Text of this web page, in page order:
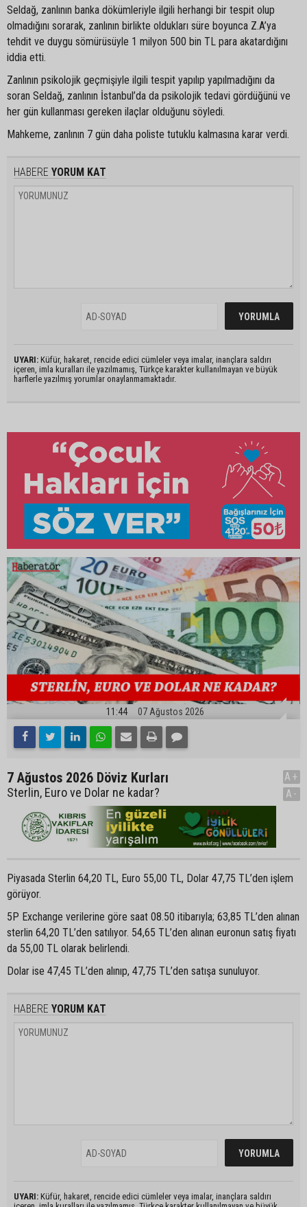
Seldağ, zanlının banka dökümleriyle ilgili herhangi bir tespit olup
olmadığını sorarak, zanlının birlikte oldukları süre boyunca Z.A’ya
tehdit ve duygu sömürüsüyle 1 milyon 500 bin TL para akatardığını
iddia etti.
Zanlının psikolojik geçmişiyle ilgili tespit yapılıp yapılmadığını da
soran Seldağ, zanlının İstanbul’da da psikolojik tedavi gördüğünü ve
her gün kullanması gereken ilaçlar olduğunu söyledi.
Mahkeme, zanlının 7 gün daha poliste tutuklu kalmasına karar verdi.
HABERE YORUM KAT
UYARI: Küfür, hakaret, rencide edici cümleler veya imalar, inançlara saldırı
içeren, imla kuralları ile yazılmamış, Türkçe karakter kullanılmayan ve büyük
harflerle yazılmış yorumlar onaylanmamaktadır.
11:44 07 Ağustos 2026
7 Ağustos 2026 Döviz Kurları
Sterlin, Euro ve Dolar ne kadar?
A+
A-
Piyasada Sterlin 64,20 TL, Euro 55,00 TL, Dolar 47,75 TL’den işlem
görüyor.
5P Exchange verilerine göre saat 08.50 itibarıyla; 63,85 TL’den alınan
sterlin 64,20 TL’den satılıyor. 54,65 TL’den alınan euronun satış fiyatı
da 55,00 TL olarak belirlendi.
Dolar ise 47,45 TL’den alınıp, 47,75 TL’den satışa sunuluyor.
HABERE YORUM KAT
UYARI: Küfür, hakaret, rencide edici cümleler veya imalar, inançlara saldırı